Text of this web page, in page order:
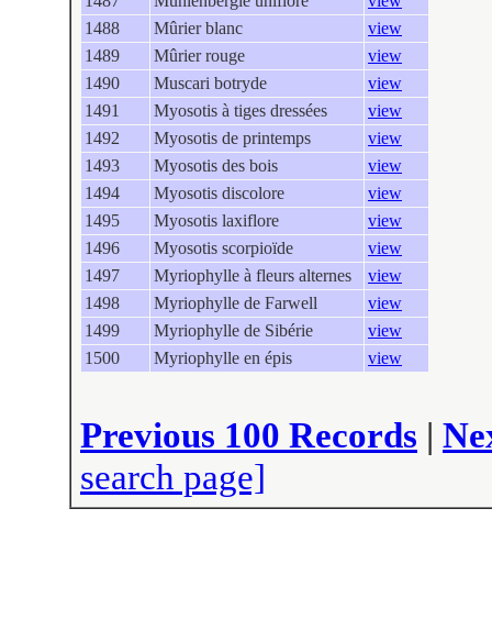
1488
Mûrier blanc
view
1489
Mûrier rouge
view
1490
Muscari botryde
view
1491
Myosotis à tiges dressées
view
1492
Myosotis de printemps
view
1493
Myosotis des bois
view
1494
Myosotis discolore
view
1495
Myosotis laxiflore
view
1496
Myosotis scorpioïde
view
1497
Myriophylle à fleurs alternes
view
1498
Myriophylle de Farwell
view
1499
Myriophylle de Sibérie
view
1500
Myriophylle en épis view
Previous 100 Records |
search page]